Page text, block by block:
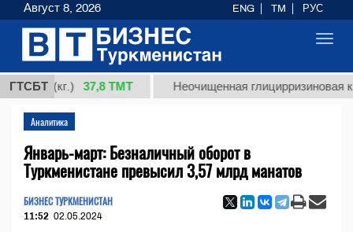
ГТСБТ
1 (кг.) 37,8 ТМТ Неочищенная глицирризиновая
Аналитика
Январь-март: Безналичный оборот в
Туркменистане превысил 3,57 млрд манатов
БИЗНЕС ТУРКМЕНИСТАН
11:52 02.05.2024
Август 8, 2026 ENG TM РУС